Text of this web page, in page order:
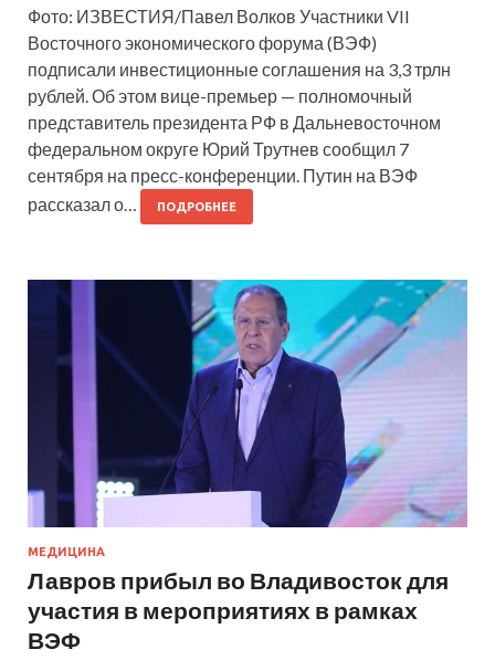
Фото: ИЗВЕСТИЯ/Павел Волков Участники VII
Восточного экономического форума (ВЭФ)
подписали инвестиционные соглашения на 3,3 трлн
рублей. Об этом вице-премьер — полномочный
представитель президента РФ в Дальневосточном
федеральном округе Юрий Трутнев сообщил 7
сентября на пресс-конференции. Путин на ВЭФ
рассказал о…
ПОДРОБНЕЕ
МЕДИЦИНА
Лавров прибыл во Владивосток для
участия в мероприятиях в рамках
ВЭФ